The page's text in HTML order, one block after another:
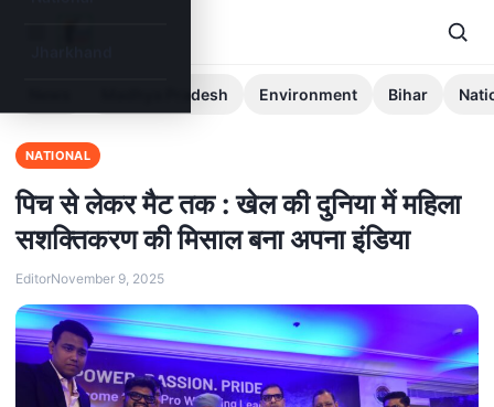
Madhya Pradesh Environment Bihar
NATIONAL
पिच से लेकर मैट तक : खेल की दुनिया में महिला
सशक्तिकरण की मिसाल बना अपना इंडिया
EditorNovember 9, 2025